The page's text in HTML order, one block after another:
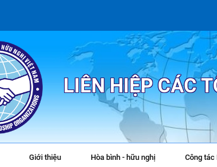
LIÊN HIỆP CÁC
Giới thiệu Hòa bình - hữu nghị Công tác